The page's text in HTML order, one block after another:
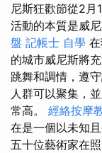
尼斯狂歡節從2月
活動的本質是威
盤 記帳士 自學
的城市威尼斯將
跳舞和調情，遵
人群可以聚集，
常高。 經絡按摩
在是一個以未知
五十位藝術家在